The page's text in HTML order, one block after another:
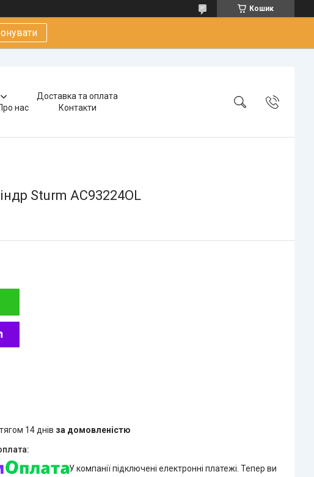
Кошик
Доставка та оплата
нас Контакти
Sturm AC93224OL
14 днів за домовленістю
У компанії підключені електронні платежі. Тепер ви